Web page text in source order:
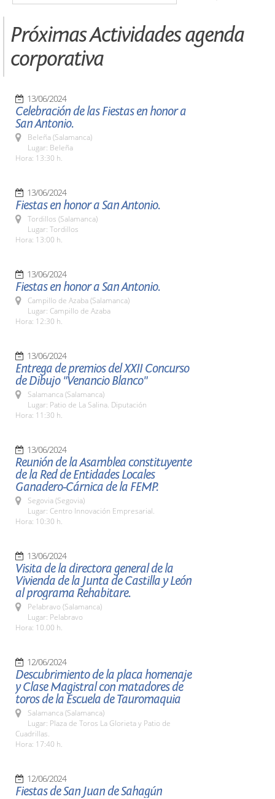
Próximas Actividades agenda
corporativa
13/06/2024
Celebración de las Fiestas en honor a
San Antonio.
Beleña (Salamanca)
Lugar: Beleña
Hora: 13:30 h.
13/06/2024
Fiestas en honor a San Antonio.
Tordillos (Salamanca)
Lugar: Tordillos
Hora: 13:00 h.
13/06/2024
Fiestas en honor a San Antonio.
Campillo de Azaba (Salamanca)
Lugar: Campillo de Azaba
Hora: 12:30 h.
13/06/2024
Entrega de premios del XXII Concurso
de Dibujo "Venancio Blanco"
Salamanca (Salamanca)
Lugar: Patio de La Salina. Diputación
Hora: 11:30 h.
13/06/2024
Reunión de la Asamblea constituyente
de la Red de Entidades Locales
Ganadero-Cárnica de la FEMP.
Segovia (Segovia)
Lugar: Centro Innovación Empresarial.
Hora: 10:30 h.
13/06/2024
Visita de la directora general de la
Vivienda de la Junta de Castilla y León
al programa Rehabitare.
Pelabravo (Salamanca)
Lugar: Pelabravo
Hora: 10.00 h.
12/06/2024
Descubrimiento de la placa homenaje
y Clase Magistral con matadores de
toros de la Escuela de Tauromaquia
Salamanca (Salamanca)
Lugar: Plaza de Toros La Glorieta y Patio de
Cuadrillas.
Hora: 17:40 h.
12/06/2024
Fiestas de San Juan de Sahagún